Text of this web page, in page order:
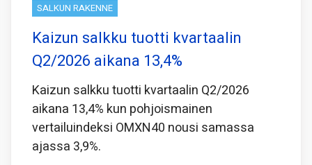
SALKUN RAKENNE
Kaizun salkku tuotti kvartaalin
Q2/2026 aikana 13,4%
Kaizun salkku tuotti kvartaalin Q2/2026
aikana 13,4% kun pohjoismainen
vertailuindeksi OMXN40 nousi samassa
ajassa 3,9%.